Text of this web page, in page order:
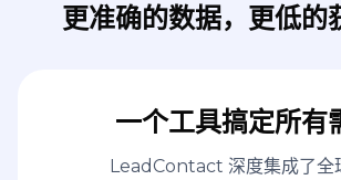
更准确的数据，更低的
一个工具搞定所有
LeadContact 深度集成了全